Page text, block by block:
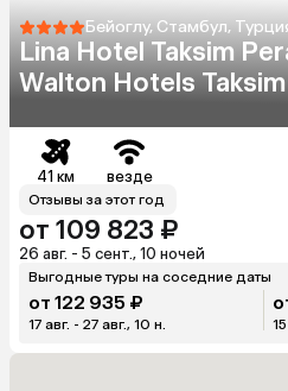
Бейоглу, Стамбул,
Lina Hotel Taksim
Walton Hotels
41 км везде
Отзывы за этот год
от 109 823 ₽
26 авг. - 5 сент., 10 ночей
Выгодные туры на соседние даты
от 122 935 ₽
17 авг. - 27 авг., 10 н.